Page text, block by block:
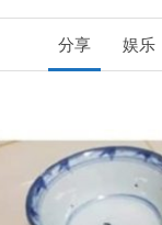
分享 娱乐